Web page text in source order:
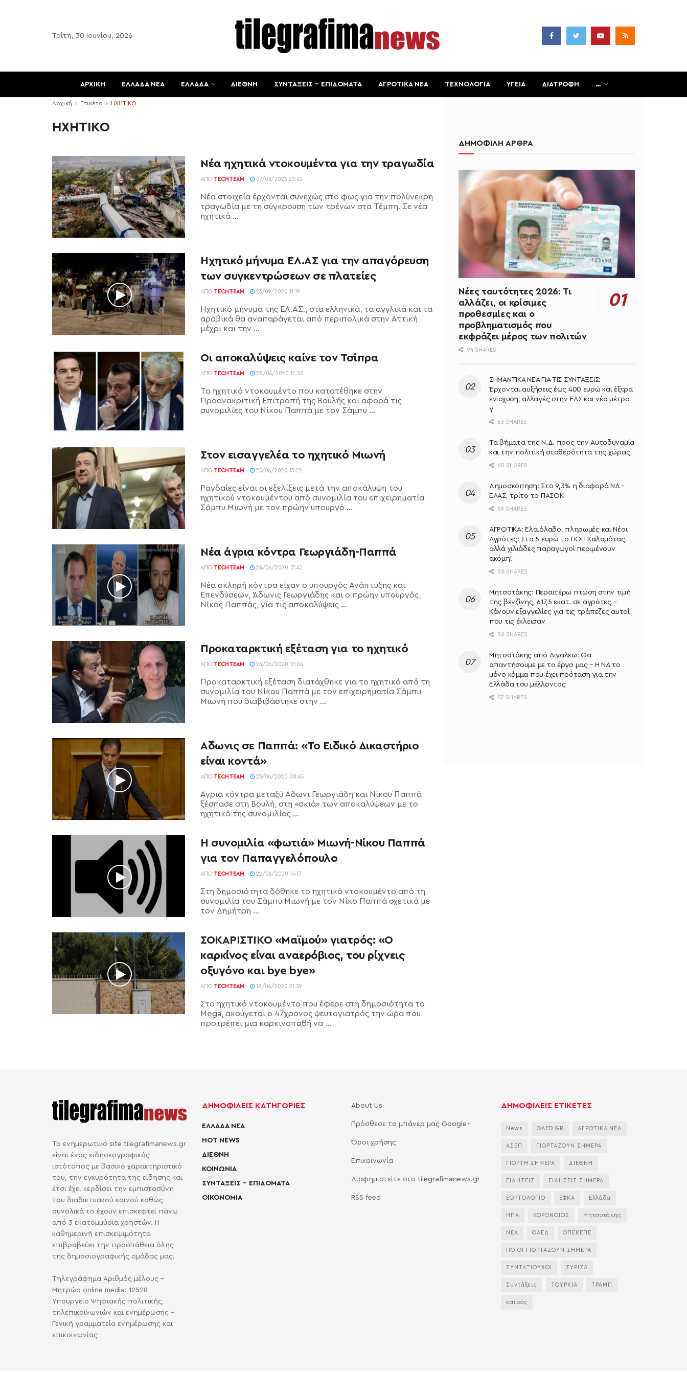
Τρίτη, 30 Ιουνίου, 2026
ΑΡΧΙΚΗ ΕΛΛΑΔΑ ΝΕΑ ΕΛΛΑΔΑ ΔΙΕΘΝΗ ΣΥΝΤΑΞΕΙΣ – ΕΠΙΔΟΜΑΤΑ ΑΓΡΟΤΙΚΑ ΝΕΑ ΤΕΧΝΟΛΟΓΙΑ ΥΓΕΙΑ ΔΙΑΤΡΟΦΗ …
Αρχική Ετικέτα ΗΧΗΤΙΚΟ
ΗΧΗΤΙΚΟ
Νέα ηχητικά ντοκουμέντα για την τραγωδία
ΑΠΌ TECHTEAM 07/03/2023 23:42
Νέα στοιχεία έρχονται συνεχώς στο φως για την πολύνεκρη
τραγωδία με τη σύγκρουση των τρένων στα Τέμπη. Σε νέα
ηχητικά ...
Ηχητικό μήνυμα ΕΛ.ΑΣ για την απαγόρευση
των συγκεντρώσεων σε πλατείες
ΑΠΌ TECHTEAM 23/09/2020 11:19
Ηχητικό μήνυμα της ΕΛ.ΑΣ., στα ελληνικά, τα αγγλικά και τα
αραβικά θα αναπαράγεται από περιπολικά στην Αττική
μέχρι και την ...
Οι αποκαλύψεις καίνε τον Τσίπρα
ΑΠΌ TECHTEAM 28/06/2020 12:30
Το ηχητικό ντοκουμέντο που κατατέθηκε στην
Προανακριτική Επιτροπή της Βουλής και αφορά τις
συνομιλίες του Νίκου Παππά με τον Σάμπυ ...
Στον εισαγγελέα το ηχητικό Μιωνή
ΑΠΌ TECHTEAM 25/06/2020 13:22
Ραγδαίες είναι οι εξελίξεις μετά την αποκάλυψη του
ηχητικού ντοκουμέντου από συνομιλία του επιχειρηματία
Σάμπυ Μιωνή με τον πρώην υπουργό ...
Νέα άγρια κόντρα Γεωργιάδη-Παππά
ΑΠΌ TECHTEAM 24/06/2020 17:42
Νέα σκληρή κόντρα είχαν ο υπουργός Ανάπτυξης και
Επενδύσεων, Άδωνις Γεωργιάδης και ο πρώην υπουργός,
Νίκος Παππάς, για τις αποκαλύψεις ...
Προκαταρκτική εξέταση για το ηχητικό
ΑΠΌ TECHTEAM 24/06/2020 17:04
Προκαταρκτική εξέταση διατάχθηκε για το ηχητικό από τη
συνομιλία του Νίκου Παππά με τον επιχειρηματία Σάμπυ
Μιωνή που διαβιβάστηκε στην ...
Αδωνις σε Παππά: «Το Ειδικό Δικαστήριο
είναι κοντά»
ΑΠΌ TECHTEAM 23/06/2020 08:45
Αγρια κόντρα μεταξύ Αδωνι Γεωργιάδη και Νίκου Παππά
ξέσπασε στη Βουλή, στη «σκιά» των αποκαλύψεων με το
ηχητικό της συνομιλίας ...
Η συνομιλία «φωτιά» Μιωνή-Νίκου Παππά
για τον Παπαγγελόπουλο
ΑΠΌ TECHTEAM 22/06/2020 14:17
Στη δημοσιότητα δόθηκε το ηχητικό ντοκουμέντο από τη
συνομιλία του Σάμπυ Μιωνή με τον Νίκο Παππά σχετικά με
τον Δημήτρη ...
ΣΟΚΑΡΙΣΤΙΚΟ «Μαϊμού» γιατρός: «Ο
καρκίνος είναι αναερόβιος, του ρίχνεις
οξυγόνο και bye bye»
ΑΠΌ TECHTEAM 18/06/2020 21:39
Στο ηχητικό ντοκουμέντο που έφερε στη δημοσιότητα το
Mega, ακούγεται ο 47χρονος ψευτογιατρός την ώρα που
προτρέπει μια καρκινοπαθή να ...
ΔΗΜΟΦΙΛΗ ΑΡΘΡΑ
Νέες ταυτότητες 2026: Τι
αλλάζει, οι κρίσιμες
προθεσμίες και ο
προβληματισμός που
εκφράζει μέρος των πολιτών
94 SHARES
ΣΗΜΑΝΤΙΚΑ ΝΕΑ ΓΙΑ ΤΙΣ ΣΥΝΤΑΞΕΙΣ:
Έρχονται αυξήσεις έως 400 ευρώ και έξτρα
ενίσχυση, αλλαγές στην ΕΑΣ και νέα μέτρα
γ
63 SHARES
Τα βήματα της Ν.Δ. προς την Αυτοδυναμία
και την πολιτική σταθερότητα της χώρας
60 SHARES
Δημοσκόπηση: Στο 9,3% η διαφορά ΝΔ –
ΕΛΑΣ, τρίτο το ΠΑΣΟΚ
59 SHARES
ΑΓΡΟΤΙΚΑ: Ελαιόλαδο, πληρωμές και Νέοι
Αγρότες: Στα 5 ευρώ το ΠΟΠ Καλαμάτας,
αλλά χιλιάδες παραγωγοί περιμένουν
ακόμη!
58 SHARES
Μητσοτάκης: Περαιτέρω πτώση στην τιμή
της βενζίνης, 617,5 εκατ. σε αγρότες –
Κάνουν εξαγγελίες για τις τράπεζες αυτοί
που τις έκλεισαν
58 SHARES
Μητσοτάκης από Αιγάλεω: Θα
απαντήσουμε με το έργο μας – Η ΝΔ το
μόνο κόμμα που έχει πρόταση για την
Ελλάδα του μέλλοντος
57 SHARES
Το ενημερωτικό site tilegrafimanews.gr
είναι ένας ειδησεογραφικός
ιστότοπος με βασικό χαρακτηριστικό
του, την εγκυρότητα της είδησης και
έτσι έχει κερδίσει την εμπιστοσύνη
του διαδικτυακού κοινού καθώς
συνολικά το έχουν επισκεφτεί πάνω
από 3 εκατομμύρια χρηστών. Η
καθημερινή επισκεψιμότητα
επιβραβεύει την προσπάθεια όλης
της δημοσιογραφικής ομάδας μας.
Τηλεγράφημα Αριθμός μέλους -
Μητρώο online media: 12528
Υπουργείο Ψηφιακής πολιτικής,
τηλεπικοινωνιών και ενημέρωσης -
Γενική γραμματεία ενημέρωσης και
επικοινωνίας
ΔΗΜΟΦΙΛΕΙΣ ΚΑΤΗΓΟΡΙΕΣ
ΕΛΛΑΔΑ ΝΕΑ
HOT NEWS
ΔΙΕΘΝΗ
ΚΟΙΝΩΝΙΑ
ΣΥΝΤΑΞΕΙΣ – ΕΠΙΔΟΜΑΤΑ
ΟΙΚΟΝΟΜΙΑ
About Us
Πρόσθεσε το μπάνερ μας Google+
Όροι χρήσης
Επικοινωνία
Διαφημιστείτε στο tilegrafimanews.gr
RSS feed
ΔΗΜΟΦΙΛΕΙΣ ΕΤΙΚΕΤΕΣ
News OAED.GR ΑΓΡΟΤΙΚΑ ΝΕΑ
ΑΣΕΠ ΓΙΟΡΤΑΖΟΥΝ ΣΗΜΕΡΑ
ΓΙΟΡΤΗ ΣΗΜΕΡΑ ΔΙΕΘΝΗ
ΕΙΔΗΣΕΙΣ ΕΙΔΗΣΕΙΣ ΣΗΜΕΡΑ
ΕΟΡΤΟΛΟΓΙΟ ΕΦΚΑ Ελλάδα
ΗΠΑ ΚΟΡΟΝΟΙΟΣ Μητσοτάκης
ΝΕΑ ΟΑΕΔ ΟΠΕΚΕΠΕ
ΠΟΙΟΙ ΓΙΟΡΤΑΖΟΥΝ ΣΗΜΕΡΑ
ΣΥΝΤΑΞΙΟΥΧΟΙ ΣΥΡΙΖΑ
Συντάξεις ΤΟΥΡΚΙΑ ΤΡΑΜΠ
καιρός